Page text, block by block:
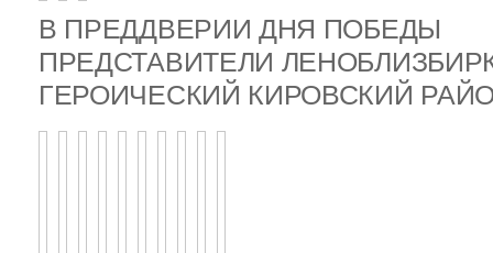
В ПРЕДДВЕРИИ ДНЯ ПОБЕДЫ
ПРЕДСТАВИТЕЛИ
ГЕРОИЧЕСКИЙ КИРОВСКИЙ